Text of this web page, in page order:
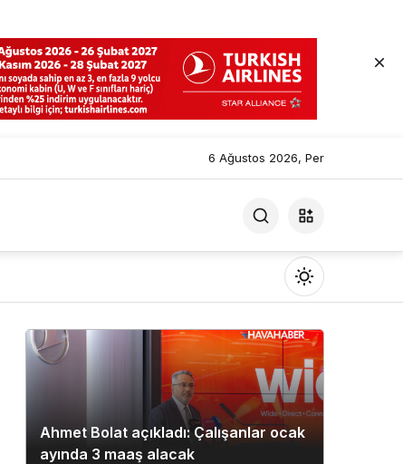
6 Ağustos 2026, Per
Mod
değiştir
Gündüz Modu
Gündüz modunu seçin.
Ahmet Bolat açıkladı: Çalışanlar ocak
ayında 3 maaş alacak